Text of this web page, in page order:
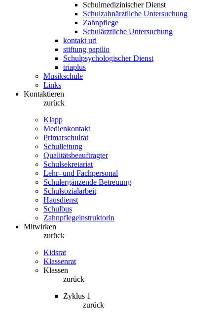
Schulmedizinischer Dienst
Schulzahnärztliche Untersuchung
Zahnpflege
Schulärztliche Untersuchung
kontakt uri
stiftung papilio
Schulpsychologischer Dienst
triaplus
Musikschule
Links
Kontaktieren
zurück
Klapp
Medienkontakt
Primarschulrat
Schulleitung
Qualitätsbeauftragter
Schulsekretariat
Lehr- und Fachpersonal
Schulergänzende Betreuung
Schulsozialarbeit
Hausdienst
Schulbus
Zahnpflegeinstruktorin
Mitwirken
zurück
Kidsrat
Klassenrat
Klassen
zurück
Zyklus 1
zurück